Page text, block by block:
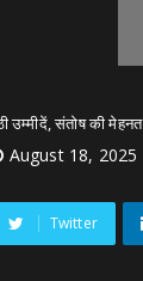
उम्मीदें, संतोष की
August 18, 2025
Twitter